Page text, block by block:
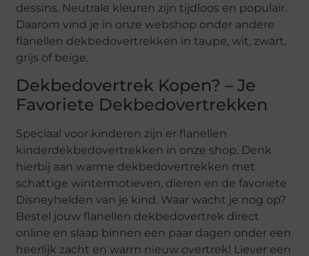
dessins. Neutrale kleuren zijn tijdloos en populair.
Daarom vind je in onze webshop onder andere
flanellen dekbedovertrekken in taupe, wit, zwart,
grijs of beige.
Dekbedovertrek Kopen? – Je
Favoriete Dekbedovertrekken
Speciaal voor kinderen zijn er flanellen
kinderdekbedovertrekken in onze shop. Denk
hierbij aan warme dekbedovertrekken met
schattige wintermotieven, dieren en de favoriete
Disneyhelden van je kind. Waar wacht je nog op?
Bestel jouw flanellen dekbedovertrek direct
online en slaap binnen een paar dagen onder een
heerlijk zacht en warm nieuw overtrek! Liever een